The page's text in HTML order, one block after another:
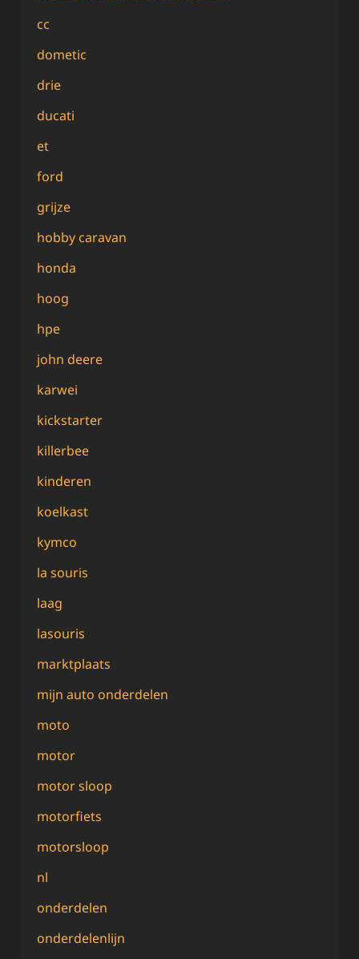
cc
dometic
drie
ducati
et
ford
grijze
hobby caravan
honda
hoog
hpe
john deere
karwei
kickstarter
killerbee
kinderen
koelkast
kymco
la souris
laag
lasouris
marktplaats
mijn auto onderdelen
moto
motor
motor sloop
motorfiets
motorsloop
nl
onderdelen
onderdelenlijn